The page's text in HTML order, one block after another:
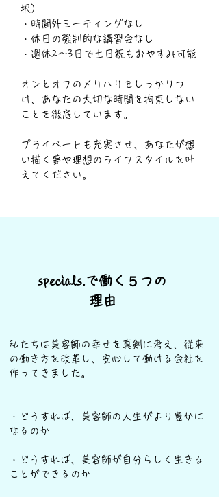
択）
・時間外ミーティングなし
・休日の強制的な講習会なし
・週休2〜3日で土日祝もおやすみ可能
オンとオフのメリハリをしっかりつ
け、あなたの大切な時間を拘束しない
ことを徹底しています。
​プライベートも充実させ、あなたが想
い描く夢や理想のライフスタイルを叶
えてください。
specials.で働く５つの
理由
私たちは美容師の幸せを真剣に考え、従来
の働き方を改革し、安心して働ける会社を
作ってきました。
・どうすれば、美容師の人生がより豊かに
なるのか
・どうすれば、美容師が自分らしく生きる
ことができるのか